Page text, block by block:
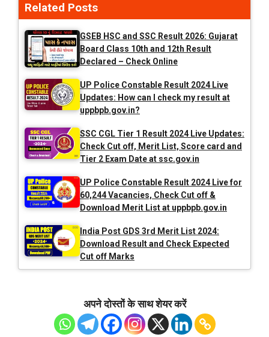
Related Posts
GSEB HSC and SSC Result 2026: Gujarat
Board Class 10th and 12th Result
Declared – Check Online
UP Police Constable Result 2024 Live
Updates: How can I check my result at
uppbpb.gov.in?
SSC CGL Tier 1 Result 2024 Live Updates:
Check Cut off, Merit List, Score card and
Tier 2 Exam Date at ssc.gov.in
UP Police Constable Result 2024 Live for
60,244 Vacancies, Check Cut off &
Download Merit List at uppbpb.gov.in
India Post GDS 3rd Merit List 2024:
Download Result and Check Expected
Cut off Marks
अपने दोस्तों के साथ शेयर करें